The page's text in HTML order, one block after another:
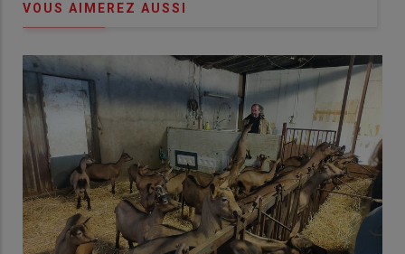
VOUS AIMEREZ AUSSI